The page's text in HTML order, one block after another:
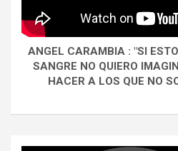
ANGEL CARAMBIA : "SI
SANGRE NO QUIERO
HACER A LOS QUE NO